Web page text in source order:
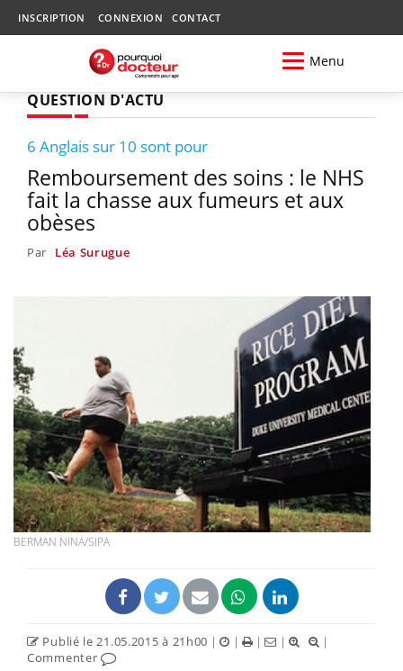
INSCRIPTION CONNEXION CONTACT
Menu
QUESTION D'ACTU
6 Anglais sur 10 sont pour
Remboursement des soins : le NHS
fait la chasse aux fumeurs et aux
obèses
Par Léa Surugue
BERMAN NINA/SIPA
Publié le 21.05.2015 à 21h00 | | | |
|
Commenter